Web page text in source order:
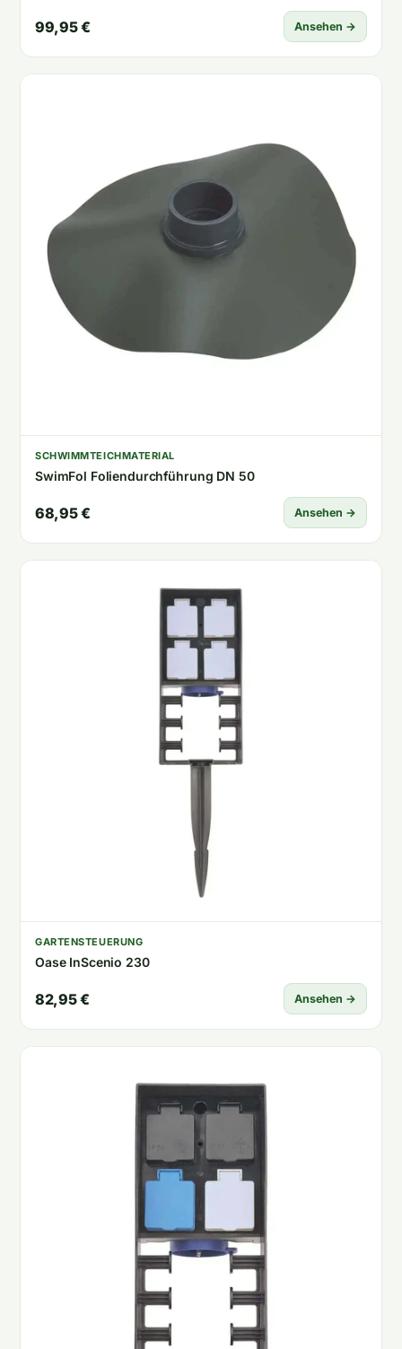
99,95 € Ansehen →
SCHWIMMTEICHMATERIAL
SwimFol Foliendurchführung DN 50
68,95 € Ansehen →
GARTENSTEUERUNG
Oase InScenio 230
82,95 € Ansehen →